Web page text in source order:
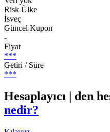
Risk Ülke
İsveç
Güncel Kupon
-
Fiyat
***
Getiri / Süre
***
Hesaplayıcı | den
nedir?